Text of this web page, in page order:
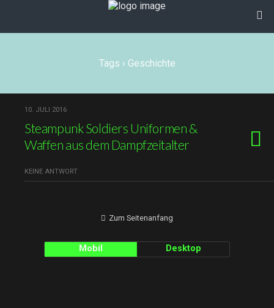
Tags › Geschichte
10. JULI 2016
Steampunk Soldiers Uniformen &
Waffen aus dem Dampfzeitalter
KEINE ANTWORT
Zum Seitenanfang
Mobil Desktop